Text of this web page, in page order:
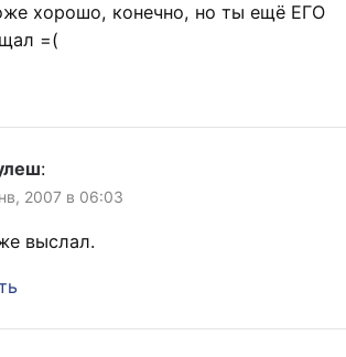
хорошо, конечно, но ты ещё ЕГО
=(
:
2007 в 06:03
выслал.